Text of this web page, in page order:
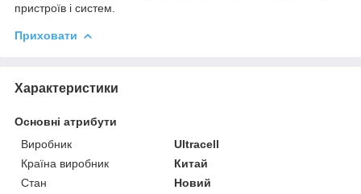
пристроїв і систем.
Приховати
Характеристики
Основні атрибути
Виробник
Ultracell
Країна виробник
Китай
Стан
Новий